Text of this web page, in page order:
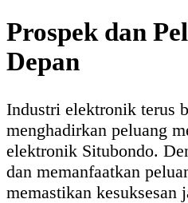
Prospek dan
Depan
Industri elektronik terus
menghadirkan peluang
elektronik Situbondo.
dan memanfaatkan
memastikan kesuksesan